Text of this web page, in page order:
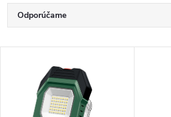
R
a
Odporúčame
Najpredávanejšie
Abecedne